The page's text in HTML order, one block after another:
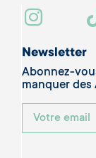
Newsletter
Abonnez-
manquer des